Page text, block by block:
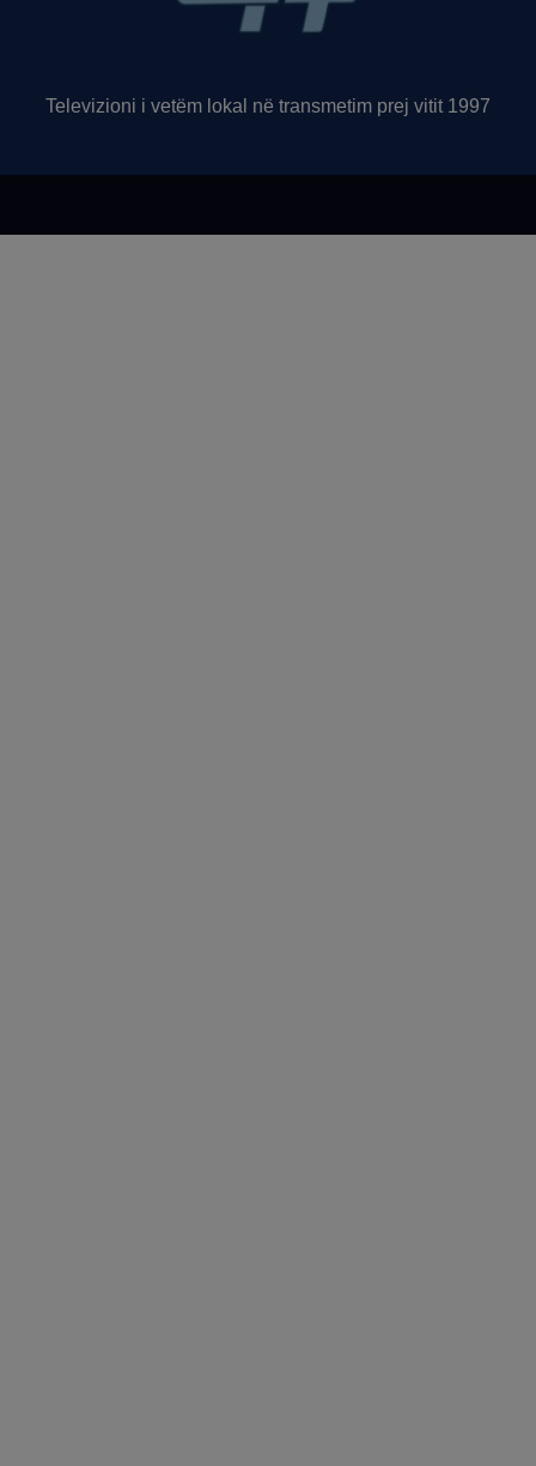
Televizioni i vetëm lokal në transmetim prej vitit 1997